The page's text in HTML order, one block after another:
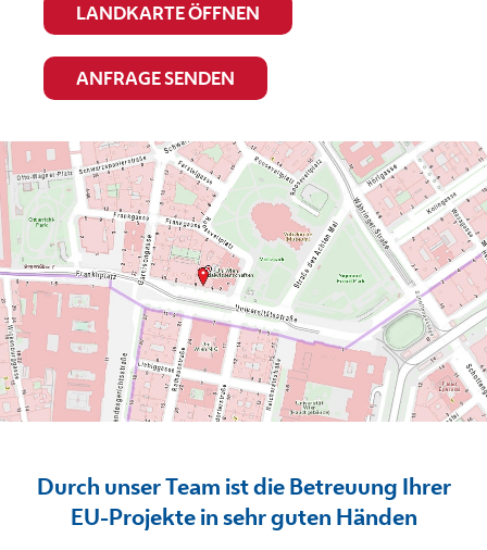
LANDKARTE ÖFFNEN
ANFRAGE SENDEN
Durch unser Team ist die Betreuung Ihrer
EU-Projekte in sehr guten Händen